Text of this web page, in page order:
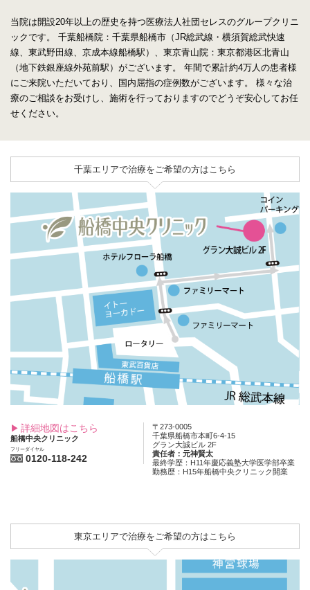
当院は開設20年以上の歴史を持つ医療法人社団セレスのグループクリニ
ックです。
千葉船橋院：千葉県船橋市（JR総武線・横須賀総武快速
線、東武野田線、京成本線船橋駅）、東京青山院：東京都港区北青山
（地下鉄銀座線外苑前駅）がございます。
年間で累計約4万人の患者様
にご来院いただいており、国内屈指の症例数がございます。
様々な治
療のご相談をお受けし、施術を行っておりますのでどうぞ安心してお任
せください。
千葉エリアで治療をご希望の方はこちら
詳細地図はこちら
船橋中央クリニック
フリーダイヤル
0120-118-242
〒273-0005
千葉県船橋市本町6-4-15
グラン大誠ビル 2F
責任者：元神賢太
最終学歴：H11年慶応義塾大学医学部卒業
勤務歴：H15年船橋中央クリニック開業
東京エリアで治療をご希望の方はこちら